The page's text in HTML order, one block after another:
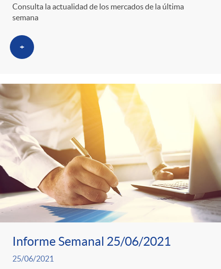
Consulta la actualidad de los mercados de la última
semana
+
Informe Semanal 25/06/2021
25/06/2021